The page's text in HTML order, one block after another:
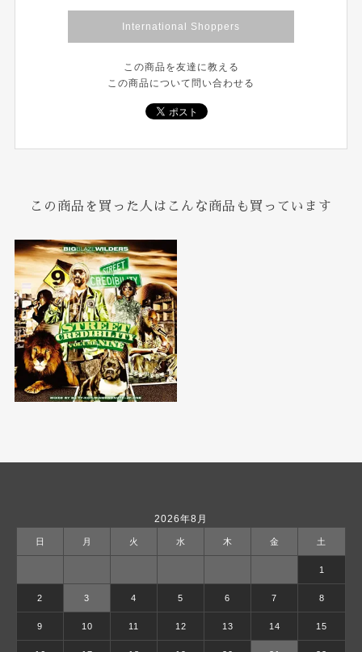
International Shoppers
この商品を友達に教える
この商品について問い合わせる
この商品を買った人はこんな商品も買っています
2026年8月
日 月 火 水 木 金 土
1
2 3 4 5 6 7 8
9 10 11 12 13 14 15